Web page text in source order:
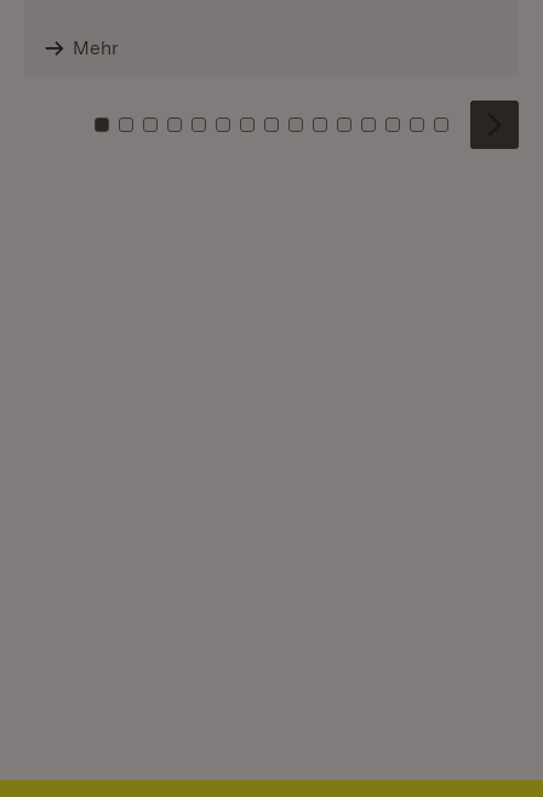
Mehr
Zu Kachel: 0
Zu Kachel: 1
Zu Kachel: 2
Zu Kachel: 3
Zu Kachel: 4
Zu Kachel: 5
Zu Kachel: 6
Zu Kachel: 7
Zu Kachel: 8
Zu Kachel: 9
Zu Kachel: 10
Zu Kachel: 11
Zu Kachel: 12
Zu Kachel:
Zu